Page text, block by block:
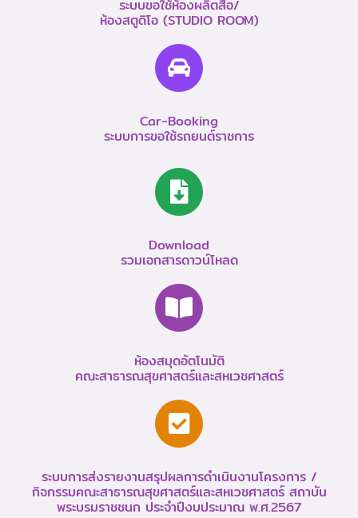
ระบบขอใช้ห้องผลิตสื่อ/
ห้องสตูดิโอ (STUDIO ROOM)
Car-Booking
ระบบการขอใช้รถยนต์ราชการ
Download
รวมเอกสารดาวน์โหลด
ห้องสมุดอัตโนมัติ
คณะสาธารณสุขศาสตร์และสหเวชศาสตร์
ระบบการส่งรายงานสรุปผลการดำเนินงานโครงการ /
กิจกรรมคณะสาธารณสุขศาสตร์และสหเวชศาสตร์ สถาบัน
พระบรมราชชนก ประจำปีงบประมาณ พ.ศ.2567